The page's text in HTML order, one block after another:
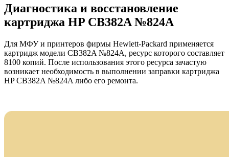
Диагностика и восстановление
картриджа HP CB382A №824A
Для МФУ и принтеров фирмы Hewlett-Packard применяется
картридж модели CB382A №824A, ресурс которого составляет
8100 копий. После использования этого ресурса зачастую
возникает необходимость в выполнении заправки картриджа
HP CB382A №824A либо его ремонта.